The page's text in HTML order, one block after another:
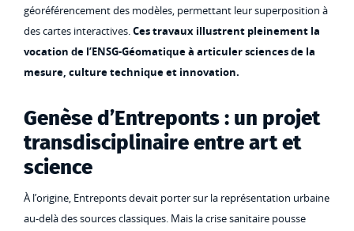
géoréférencement des modèles, permettant leur superposition à
des cartes interactives.Ces travaux illustrent pleinement la
vocation de l’ENSG-Géomatique à articuler sciences de la
mesure, culture technique et innovation.
Genèse d’Entreponts : un projet
transdisciplinaire entre art et
science
À l’origine, Entreponts devait porter sur la représentation urbaine
au-delà des sources classiques. Mais la crise sanitaire pousse